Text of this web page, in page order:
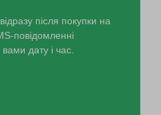
після покупки на
повідомленні
дату і час.